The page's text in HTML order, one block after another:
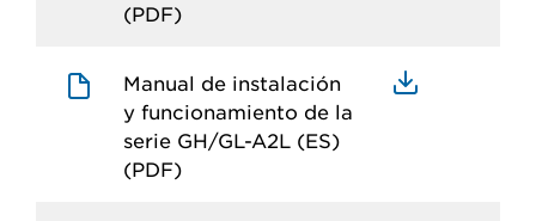
(PDF)
Manual de instalación
y funcionamiento de la
serie GH/GL-A2L (ES)
(PDF)